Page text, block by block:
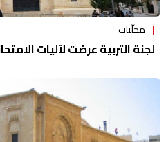
محلّيات
لجنة التربية عرضت لآليات